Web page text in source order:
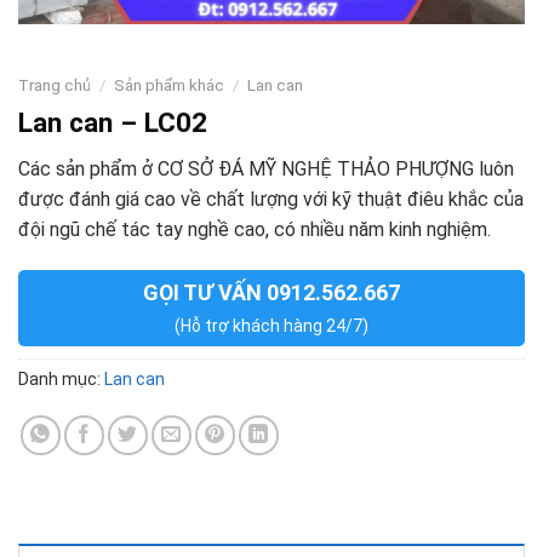
Trang chủ / Sản phẩm khác / Lan can
Lan can – LC02
Các sản phẩm ở CƠ SỞ ĐÁ MỸ NGHỆ THẢO PHƯỢNG luôn
được đánh giá cao về chất lượng với kỹ thuật điêu khắc của
đội ngũ chế tác tay nghề cao, có nhiều năm kinh nghiệm.
GỌI TƯ VẤN 0912.562.667
(Hỗ trợ khách hàng 24/7)
Danh mục: Lan can